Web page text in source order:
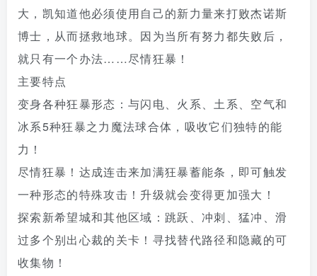
大，凯知道他必须使用自己的新力量来打败杰诺斯
博士，从而拯救地球。因为当所有努力都失败后，
就只有一个办法……尽情狂暴！
主要特点
变身各种狂暴形态：与闪电、火系、土系、空气和
冰系5种狂暴之力魔法球合体，吸收它们独特的能
力！
尽情狂暴！达成连击来加满狂暴蓄能条，即可触发
一种形态的特殊攻击！升级就会变得更加强大！
探索新希望城和其他区域：跳跃、冲刺、猛冲、滑
过多个别出心裁的关卡！寻找替代路径和隐藏的可
收集物！